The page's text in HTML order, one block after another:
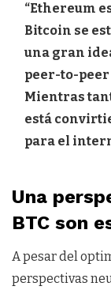
“Ethereum
Bitcoin se
una gran
peer-to-
Mientras
está
para el
Una
BTC son
A pesar del
perspectivas